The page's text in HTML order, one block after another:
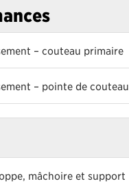
– couteau primaire
– pointe de couteau
mâchoire et support